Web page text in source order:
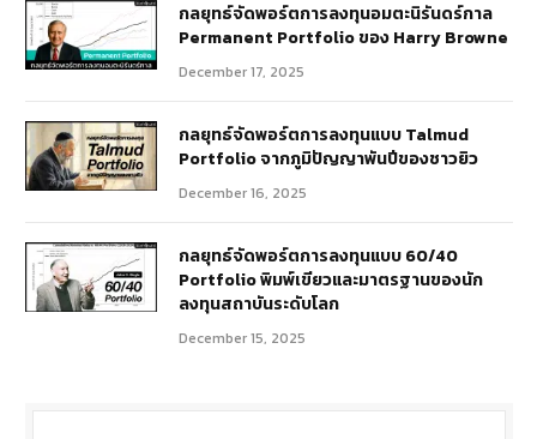
กลยุทธ์​จัดพอร์ตการลงทุนอมตะนิรันดร์กาล
Permanent Portfolio ของ Harry Browne
December 17, 2025
กลยุทธ์จัดพอร์ตการลงทุนแบบ Talmud
Portfolio จากภูมิปัญญาพันปีของชาวยิว
December 16, 2025
กลยุทธ์จัดพอร์ตการลงทุนแบบ 60/40
Portfolio พิมพ์เขียวและมาตรฐานของนัก
ลงทุนสถาบันระดับโลก
December 15, 2025